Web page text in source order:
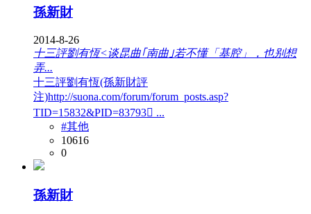
孫新財
2014-8-26
十三評劉有恆<谈昆曲｢南曲｣若不懂「基腔」，也别想
弄...
十三評劉有恆(孫新財評
注)http://suona.com/forum/forum_posts.asp?
TID=15832&PID=83793𔝑 ...
#其他
10616
0
孫新財